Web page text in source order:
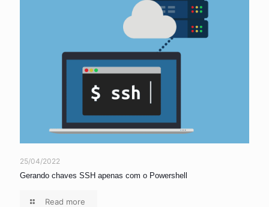
25/04/2022
Gerando chaves SSH apenas com o Powershell
Read more